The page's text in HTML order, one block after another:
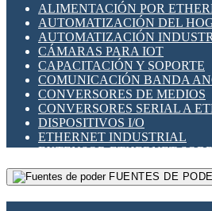
SENSORES INDUCTIVOS
TEMPORIZADORES
VARIACS
VARIADORES DE
SECCIONADORES -
MAQUINARIA
HERRAMIENTAS VARIAS
ILUMINACIÓN LED
INTERRUPTORES REED
INTERFACES DE RELÉ
OTROS RELÉS
PROTECCIÓN TÉRMICA
RELÉS AUTOMOTRICES
RELÉS DE SEÑAL
RELÉS DE ESTADO SÓLIDO
RELÉS INDUSTRIALES
RELÉS MINIATURA DE
SENSORES MAGNÉTICOS
ALIMENTACIÓN POR
AUTOMATIZACIÓN DEL
AUTOMATIZACIÓN
CÁMARAS PARA IOT
CAPACITACIÓN Y SOPORTE
COMUNICACIÓN BANDA
CONVERSORES DE MEDIOS
CONVERSORES SERIAL A
DISPOSITIVOS I/O
ETHERNET INDUSTRIAL
EXTENSOR ETHERNET
GATEWAY LORAWAN
GESTIÓN DE REDES
FUENTES DE